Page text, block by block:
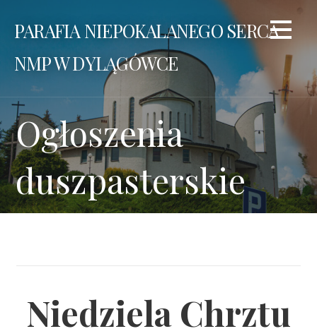
PARAFIA NIEPOKALANEGO SERCA
NMP W DYLĄGÓWCE
Ogłoszenia
duszpasterskie
Niedziela Chrztu